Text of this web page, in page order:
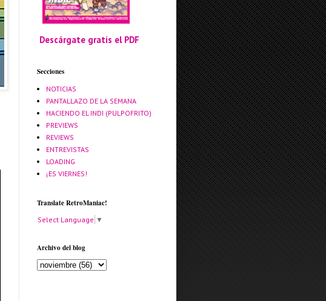
Descárgate gratis el PDF
Secciones
NOTICIAS
PANTALLAZO DE LA SEMANA
HACIENDO EL INDI (PULPOFRITO)
PREVIEWS
REVIEWS
ENTREVISTAS
LOADING
¡ES VIERNES!
Translate RetroManiac!
Select Language ▼
Archivo del blog